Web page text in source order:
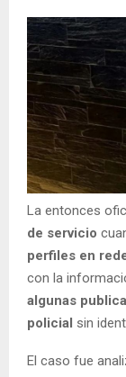
La entonces
de servicio
perfiles en
con la
algunas
policial sin
El caso fue